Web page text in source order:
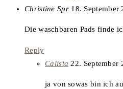
Christine Sprsays:
18. September
Die waschbaren Pads finde
Reply
Calista says:
22. September
ja von sowas bin ich